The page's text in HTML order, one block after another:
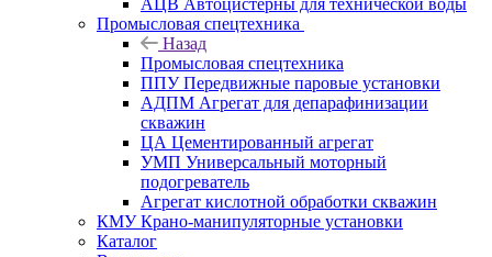
АЦВ Автоцистерны для технической воды
Промысловая спецтехника
Назад
Промысловая спецтехника
ППУ Передвижные паровые установки
АДПМ Агрегат для депарафинизации
скважин
ЦА Цементированный агрегат
УМП Универсальный моторный
подогреватель
Агрегат кислотной обработки скважин
КМУ Крано-манипуляторные установки
Каталог